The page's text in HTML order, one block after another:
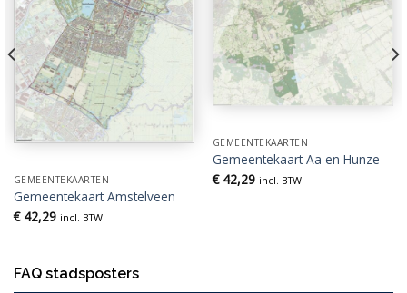
GEMEENTEKAARTEN
Gemeentekaart Amstelveen
€42,29 incl. BTW
GEMEENTEKAARTEN
Gemeentekaart Aa en Hunze
€42,29 incl. BTW
FAQ stadsposters